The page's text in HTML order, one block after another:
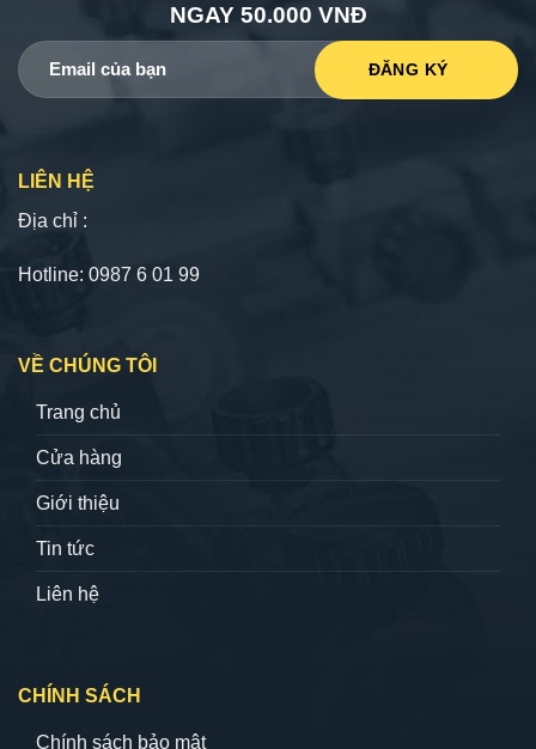
NGAY 50.000 VNĐ
LIÊN HỆ
Địa chỉ :
Hotline: 0987 6 01 99
VỀ CHÚNG TÔI
Trang chủ
Cửa hàng
Giới thiệu
Tin tức
Liên hệ
CHÍNH SÁCH
Chính sách bảo mật